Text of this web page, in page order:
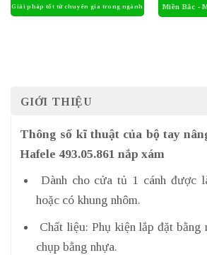
GIỚI THIỆU
Thông số kĩ thuật của bộ tay
Hafele 493.05.861 nắp xám
Dành cho cửa tủ 1 cánh được
hoặc có khung nhôm.
Chất liệu: Phụ kiện lắp đặt bằng
chụp bằng nhựa.